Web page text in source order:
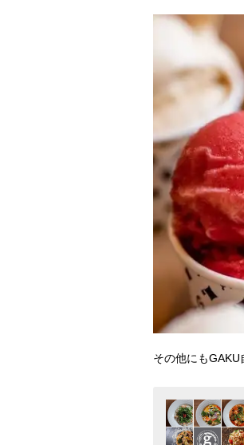
その他にも